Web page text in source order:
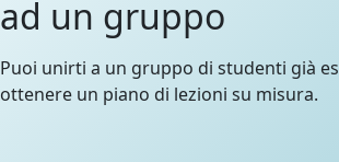
ad un gruppo
Puoi unirti a un gruppo di studenti già
ottenere un piano di lezioni su misura.